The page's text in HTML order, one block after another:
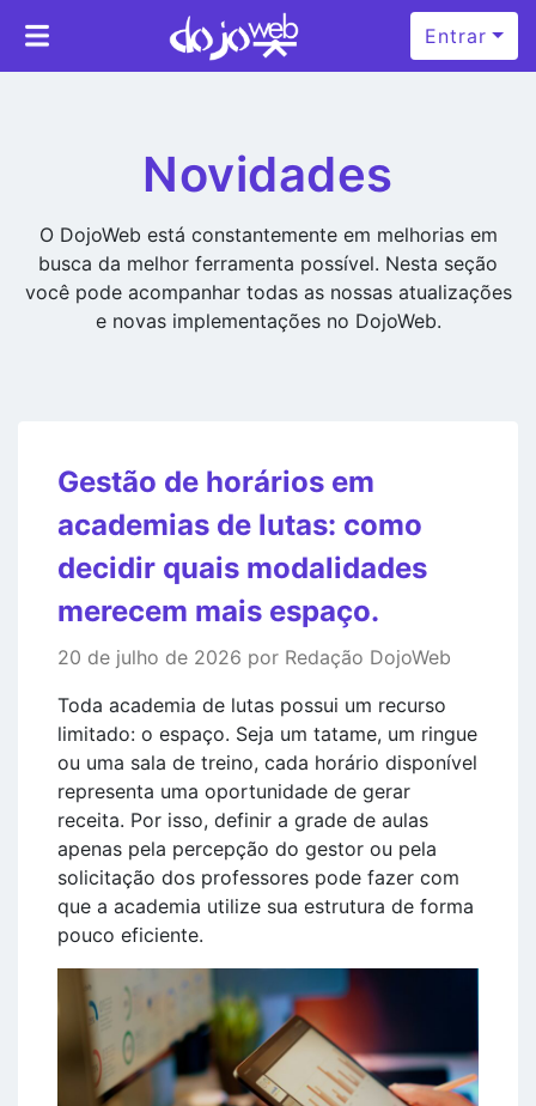
Entrar
Novidades
O DojoWeb está constantemente em melhorias em
busca da melhor ferramenta possível. Nesta seção
você pode acompanhar todas as nossas atualizações
e novas implementações no DojoWeb.
Gestão de horários em
academias de lutas: como
decidir quais modalidades
merecem mais espaço.
20 de julho de 2026 por Redação DojoWeb
Toda academia de lutas possui um recurso
limitado: o espaço. Seja um tatame, um ringue
ou uma sala de treino, cada horário disponível
representa uma oportunidade de gerar
receita. Por isso, definir a grade de aulas
apenas pela percepção do gestor ou pela
solicitação dos professores pode fazer com
que a academia utilize sua estrutura de forma
pouco eficiente.